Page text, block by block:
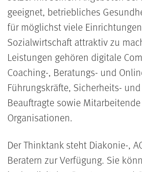
geeignet, betriebliches
für möglichst viele
Sozialwirtschaft attraktiv zu
Leistungen gehören digitale
Coaching-, Beratungs- und
Führungskräfte, Sicherheits-
Beauftragte sowie
Organisationen.
Der Thinktank steht Diakonie-,
Beratern zur Verfügung. Sie